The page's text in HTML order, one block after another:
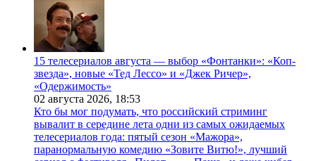
15 телесериалов августа — выбор «Фонтанки»: «Коп-
звезда», новые «Тед Лессо» и «Джек Ричер»,
«Одержимость»
02 августа 2026, 18:53
Кто бы мог подумать, что российский стриминг
вывалит в середине лета одни из самых ожидаемых
телесериалов года: пятый сезон «Мажора»,
паранормальную комедию «Зовите Витю!», лучший